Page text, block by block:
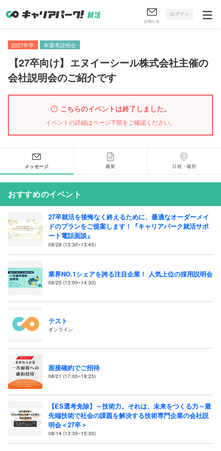
お知らせ
ログイン
2027年卒 本選考説明会
【27卒向け】 エヌイーシール株式会社主催の
会社説明会のご紹介です
こちらのイベントは終了しました。
イベントの詳細はページ下部をご確認ください。
メッセージ 概要 日程・場所
おすすめのイベント
27卒就活を後悔なく終えるために、最適なオーダーメイ
ドのプランをご提案します！『キャリアパーク就活サポ
ート電話面談』
08/28 (13:30~13:45)
業界NO.1シェアを誇る注目企業！ 人気上位の採用説明会
08/25 (13:00~14:30)
テスト
オンライン
面接確約でご招待
08/21 (17:00~18:25)
【ES選考免除】～技術力。それは、未来をつくる力～最
先端技術で社会の課題を解決する技術専門企業の会社説
明会＜27卒＞
08/14 (13:30~15:30)